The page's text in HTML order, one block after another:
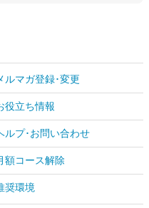
ルマガ登録･変更
役立ち情報
ルプ･お問い合わせ
額コース解除
奨環境